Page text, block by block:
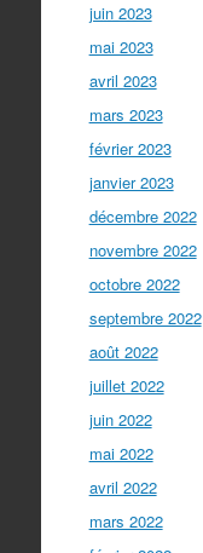
juin 2023
mai 2023
avril 2023
mars 2023
février 2023
janvier 2023
décembre 2022
novembre 2022
octobre 2022
septembre 2022
août 2022
juillet 2022
juin 2022
mai 2022
avril 2022
mars 2022